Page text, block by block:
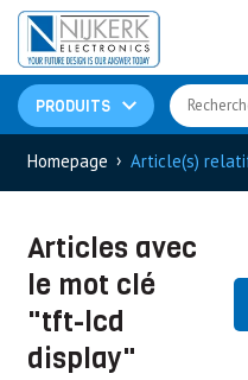
PRODUITS
Resistors(781)
Shunt Resistor
Homepage › Article(s)
Articles avec
le mot clé
"tft-lcd
display"